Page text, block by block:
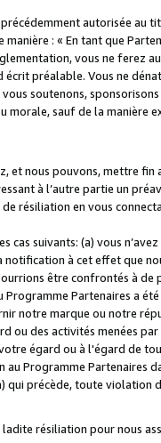
autorisée au
: « En tant que
vous ne ferez
préalable. Vous ne
soutenons,
morale, sauf de la manière
et nous pouvons, mettre fin
à l’autre partie un
résiliation en vous
suivants: (a) vous n’avez
à cet effet que
être confrontés à de
Partenaires a
notre marque ou notre
des activités menées par
égard ou à l'égard de
Programme Partenaires
précède, toute violation
résiliation pour nous